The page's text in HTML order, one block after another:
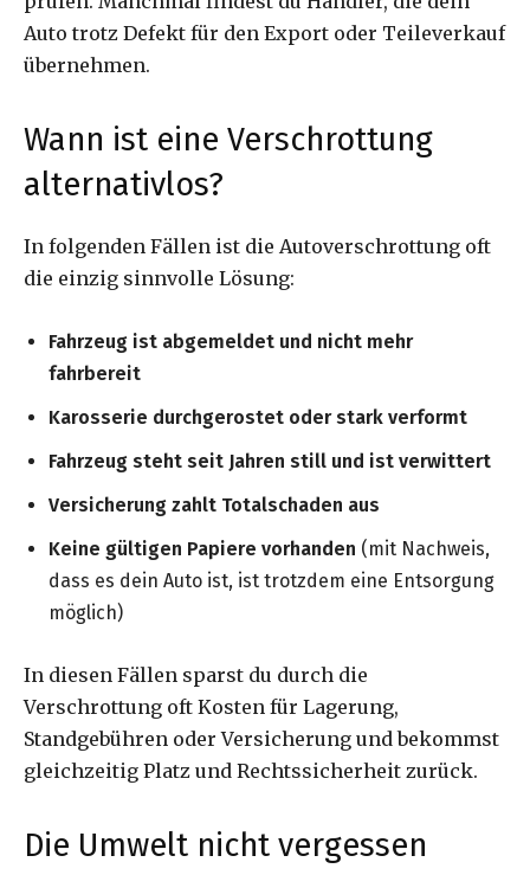
Auto trotz Defekt für den Export oder Teileverkauf
übernehmen.
Wann ist eine Verschrottung
alternativlos?
In folgenden Fällen ist die Autoverschrottung oft
die einzig sinnvolle Lösung:
Fahrzeug ist abgemeldet und nicht mehr
fahrbereit
Karosserie durchgerostet oder stark verformt
Fahrzeug steht seit Jahren still und ist verwittert
Versicherung zahlt Totalschaden aus
Keine gültigen Papiere vorhanden (mit Nachweis,
dass es dein Auto ist, ist trotzdem eine Entsorgung
möglich)
In diesen Fällen sparst du durch die
Verschrottung oft Kosten für Lagerung,
Standgebühren oder Versicherung und bekommst
gleichzeitig Platz und Rechtssicherheit zurück.
Die Umwelt nicht vergessen